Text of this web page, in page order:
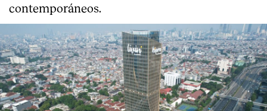
contemporáneos.